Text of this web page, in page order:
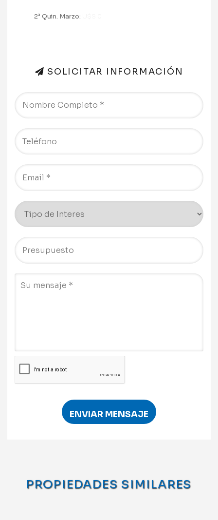
2a Quin. Marzo:
SOLICITAR INFORMACIÓN
ENVIAR MENSAJE
PROPIEDADES SIMILARES